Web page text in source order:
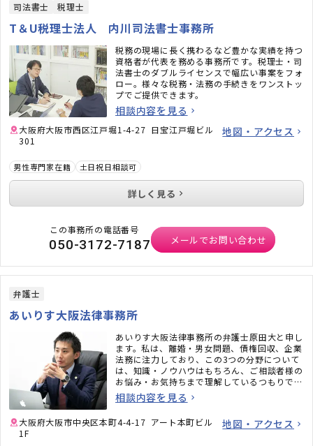
司法書士 税理士
T＆U税理士法人 内川司法書士事務所
税務の現場に長く携わるなど豊かな実績を持つ
資格者が代表を務める事務所です。税理士・司
法書士のダブルライセンスで幅広い事案をフォ
ロー。様々な税務・法務の手続きをワンストッ
プでご提供できます。
相談内容を見る
大阪府大阪市西区江戸堀1-4-27 日宝江戸堀ビル
301
地図・アクセス
男性専門家在籍 土日祝日相談可
詳しく見る
この事務所の電話番号
050-3172-7187 メールでお問い合わせ
弁護士
あいりす大阪法律事務所
あいりす大阪法律事務所の弁護士原田大と申し
ます。私は、離婚・男女問題、債権回収、企業
法務に注力しており、この3つの分野について
は、知識・ノウハウはもちろん、ご相談者様の
お悩み・お気持ちまで理解しているつもりで
す。相談という短い時間の中でも、じっくりと
お悩みを伺い最善の解決方法をご提案いたしま
い。
相談内容を見る
大阪府大阪市中央区本町4-4-17 アート本町ビル
1F
地図・アクセス